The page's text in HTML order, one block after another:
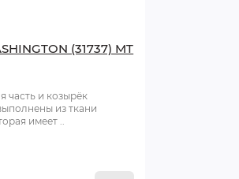
(31737) MT
часть и козырёк
из ткани
имеет ..